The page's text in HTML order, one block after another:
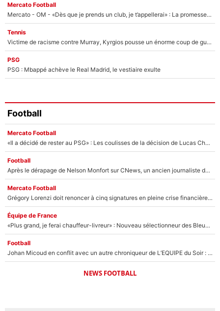
Mercato Football
Mercato - OM - «Dès que je prends un club, je t’appellerai» : La promesse de Marcelino au moment de claquer la porte
Tennis
Victime de racisme contre Murray, Kyrgios pousse un énorme coup de gueule !
PSG
PSG : Mbappé achève le Real Madrid, le vestiaire exulte
Football
Mercato Football
«Il a décidé de rester au PSG» : Les coulisses de la décision de Lucas Chevalier pour son transfert
Football
Après le dérapage de Nelson Monfort sur CNews, un ancien journaliste de France Télévisions relance la polémique sur les incendies en Gironde
Mercato Football
Grégory Lorenzi doit renoncer à cinq signatures en pleine crise financière : L’IA propose sept noms à l’OM pour un mercato réussi... à seulement 5M€ !
Équipe de France
«Plus grand, je ferai chauffeur-livreur» : Nouveau sélectionneur des Bleus, Zinédine Zidane s’était imaginé un avenir très différent lorsqu'il était enfant
Football
Johan Micoud en conflit avec un autre chroniqueur de L’EQUIPE du Soir : «Pendant un moment, je ne les ai pas remis ensemble dans l'émission»
NEWS FOOTBALL